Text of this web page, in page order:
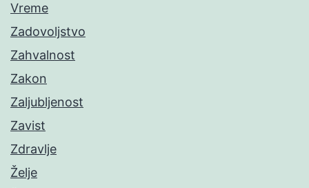
Vreme
Zadovoljstvo
Zahvalnost
Zakon
Zaljubljenost
Zavist
Zdravlje
Želje